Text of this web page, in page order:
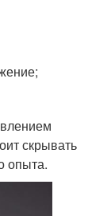
скрывать
опыта.